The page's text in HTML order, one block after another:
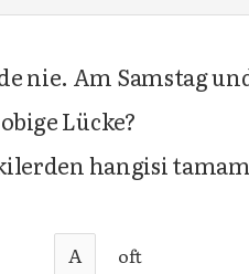
nie. Am Samstag
Lücke?
hangisi
A oft